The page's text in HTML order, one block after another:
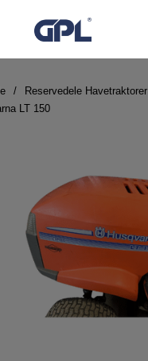
Reservedele Havetraktorer
LT 150